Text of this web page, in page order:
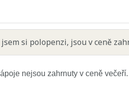
si polopenzi, jsou v ceně
nejsou zahrnuty v ceně večeří.